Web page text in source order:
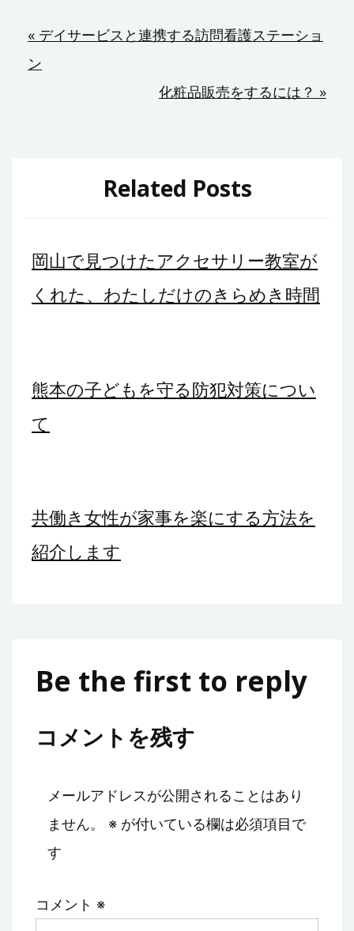
投
稿
シ
ョ
« デイサービスと連携する訪問看護ステーショ
ン
化粧品販売をするには？ »
Related Posts
岡山で見つけたアクセサリー教室が
くれた、わたしだけのきらめき時間
熊本の子どもを守る防犯対策につい
て
共働き女性が家事を楽にする方法を
紹介します
Be the first to reply
コメントを残す
メールアドレスが公開されることはあり
ません。
※ が付いている欄は必須項目で
す
コメント ※